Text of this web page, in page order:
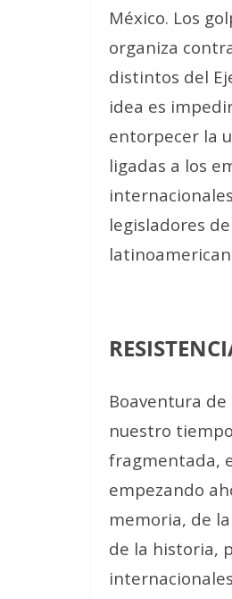
México. Los
organiza
distintos del
idea es
entorpecer la
ligadas a los
legisladores
Boaventura de
nuestro
fragmentada,
empezando
memoria, de
de la historia,